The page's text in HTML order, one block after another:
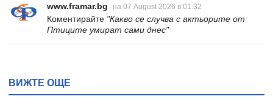
www.framar.bg на 07 August 2026 в 01:32
Коментирайте "Какво се случва с актьорите от
Птиците умират сами днес"
ВИЖТЕ ОЩЕ